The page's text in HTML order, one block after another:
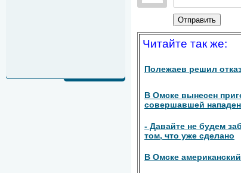
Отправить
Читайте так же:
Полежаев решил
В Омске вынесен
совершавшей
- Давайте не будем
том, что уже сделано
В Омске